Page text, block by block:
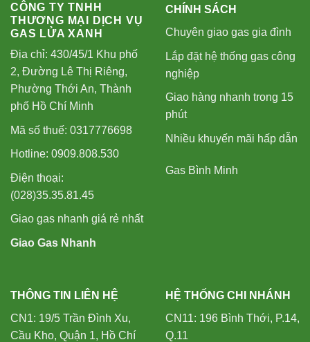
CÔNG TY TNHH
THƯƠNG MẠI DỊCH VỤ
GAS LỬA XANH
Địa chỉ: 430/45/1 Khu phố
2, Đường Lê Thị Riêng,
Phường Thới An, Thành
phố Hồ Chí Minh
Mã số thuế: 0317776698
Hotline: 0909.808.530
Điện thoại:
(028)35.35.81.45
Giao gas nhanh giá rẻ nhất
Giao Gas Nhanh
CHÍNH SÁCH
Chuyên giao gas gia đình
Lắp đặt hệ thống gas công
nghiệp
Giao hàng nhanh trong 15
phút
Nhiều khuyến mãi hấp dẫn
Gas Bình Minh
THÔNG TIN LIÊN HỆ
CN1: 19/5 Trần Đình Xu,
Cầu Kho, Quận 1, Hồ Chí
HỆ THỐNG CHI NHÁNH
CN11: 196 Bình Thới, P.14,
Q.11